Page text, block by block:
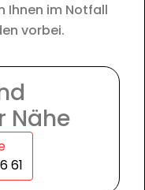
Ihnen im Notfall
vorbei.
Nähe
61